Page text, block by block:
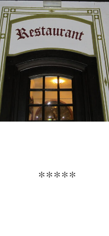
*****